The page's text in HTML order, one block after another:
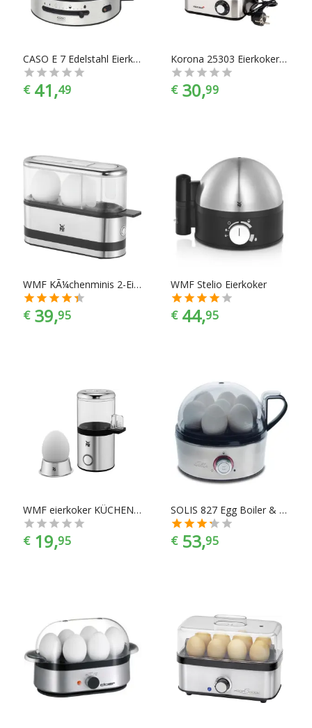
favoriete merk.
CASO E 7 Edelstahl Eierkoker RVS
€ 41,49
Korona 25303 Eierkoker RVS, Zwart
€ 30,99
WMF KÃ¼chenminis 2-Eier-Kocher Eierkoker RVS, Zwart
€ 39,95
WMF Stelio Eierkoker
€ 44,95
WMF eierkoker KÜCHENminis® My Egg Zwart, Zilver (mat)
€ 19,95
SOLIS 827 Egg Boiler & More Eierkoker
€ 53,95